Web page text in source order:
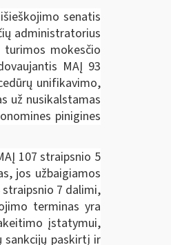
senatis
administratorius
mokesčio
MAĮ 93
unifikavimo,
už nusikalstamas
pinigines
107 straipsnio 5
jos užbaigiamos
7 dalimi,
terminas yra
įstatymui,
sankcijų paskirtį ir